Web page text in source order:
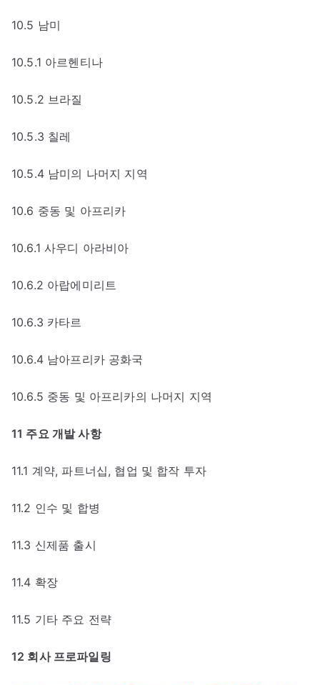
10.5 남미
10.5.1 아르헨티나
10.5.2 브라질
10.5.3 칠레
10.5.4 남미의 나머지 지역
10.6 중동 및 아프리카
10.6.1 사우디 아라비아
10.6.2 아랍에미리트
10.6.3 카타르
10.6.4 남아프리카 공화국
10.6.5 중동 및 아프리카의 나머지 지역
11 주요 개발 사항
11.1 계약, 파트너십, 협업 및 합작 투자
11.2 인수 및 합병
11.3 신제품 출시
11.4 확장
11.5 기타 주요 전략
12 회사 프로파일링